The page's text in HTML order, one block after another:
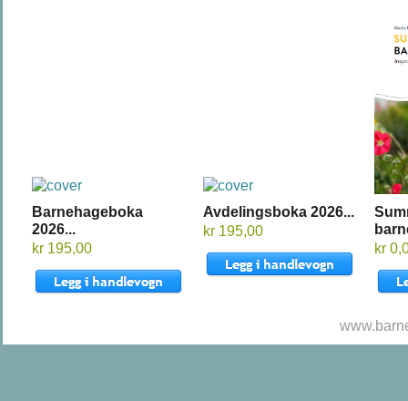
Barnehageboka
2026...
kr 195,00
Avdelingsboka 2026...
kr 195,00
kr